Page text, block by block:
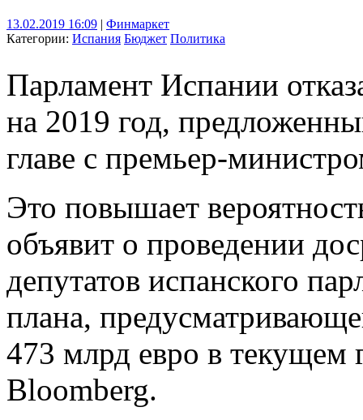
13.02.2019 16:09 | Финмаркет
Категории: Испания Бюджет Политика
Парламент Испании
на 2019 год,
главе с премьер-
Это повышает
объявит о проведении
депутатов испанского
плана,
473 млрд евро в текущем
Bloomberg.